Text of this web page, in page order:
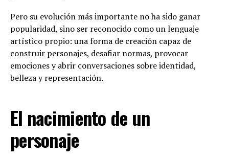
Pero su evolución más importante no ha sido ganar
popularidad, sino ser reconocido como un lenguaje
artístico propio: una forma de creación capaz de
construir personajes, desafiar normas, provocar
emociones y abrir conversaciones sobre identidad,
belleza y representación.
El nacimiento de un
personaje